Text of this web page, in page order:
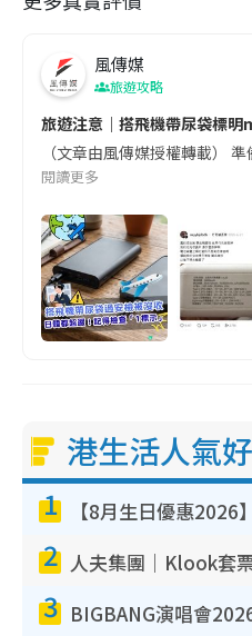
風傳媒
旅遊攻略
旅遊注意｜搭飛機帶尿袋標
（文章由風傳媒授權轉載）
閱讀更多
港生活人氣
1
2
3